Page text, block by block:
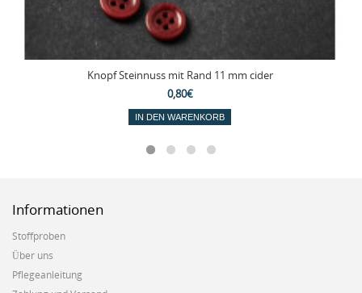
Knopf Steinnuss mit Rand 11 mm cider
0,80€
IN DEN WARENKORB
Informationen
Stoffproben
Über uns
Pflegeanleitung